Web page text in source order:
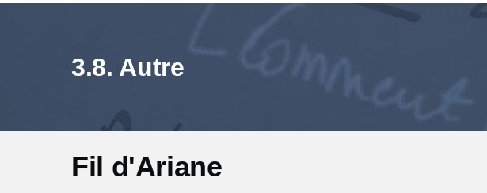
3.8. Autre
Fil d'Ariane